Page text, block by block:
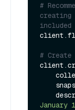
#
creating
included
#
January